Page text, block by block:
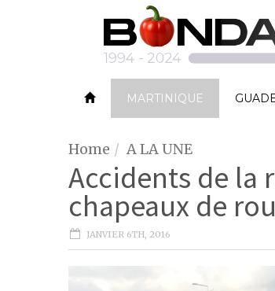
MARTINIQUE
Home A LA UNE
Accidents de la
chapeaux de
JANVIER 6TH, 2016